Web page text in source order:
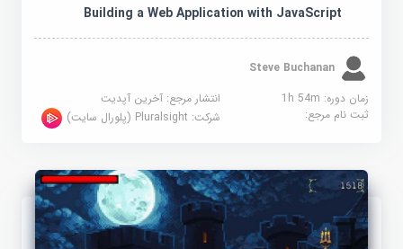
Building a Web Application with JavaScript
Steve Buchanan
زمان دوره: 1h 54m
انتشار مرجع:آخرین آپدیت
ثبت نام مرجع:
شرکت:Pluralsight (پلورال سایت)